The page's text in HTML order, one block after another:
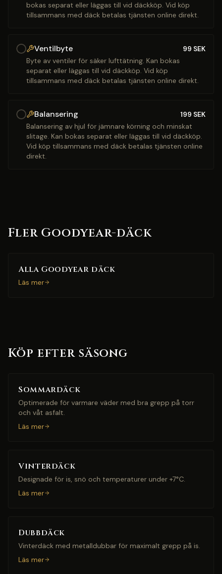
bokas separat eller läggas till vid däckköp. Vid köp
tillsammans med däck betalas tjänsten online direkt.
Ventilbyte 99 SEK
Byte av ventiler för säker lufttätning. Kan bokas
separat eller läggas till vid däckköp. Vid köp
tillsammans med däck betalas tjänsten online direkt.
Balansering 199 SEK
Balansering av hjul för jämnare körning och minskat
slitage. Kan bokas separat eller läggas till vid däckköp.
Vid köp tillsammans med däck betalas tjänsten online
direkt.
Fler Goodyear-däck
Alla Goodyear däck
Läs mer
Köp efter säsong
Sommardäck
Optimerade för varmare väder med bra grepp på torr
och våt asfalt.
Läs mer
Vinterdäck
Designade för is, snö och temperaturer under +7°C.
Läs mer
Dubbdäck
Vinterdäck med metalldubbar för maximalt grepp på is.
Läs mer